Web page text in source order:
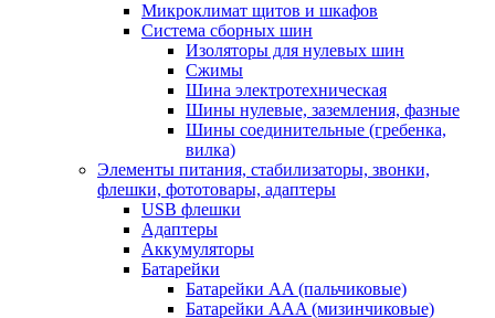
Микроклимат щитов и шкафов
Система сборных шин
Изоляторы для нулевых шин
Сжимы
Шина электротехническая
Шины нулевые, заземления, фазные
Шины соединительные (гребенка,
вилка)
Элементы питания, стабилизаторы, звонки,
флешки, фототовары, адаптеры
USB флешки
Адаптеры
Аккумуляторы
Батарейки
Батарейки AA (пальчиковые)
Батарейки AAA (мизинчиковые)